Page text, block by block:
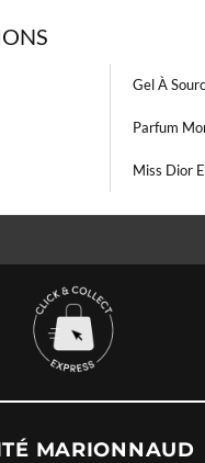
Gel À
Parfum
Miss Dior
MARIONNAUD